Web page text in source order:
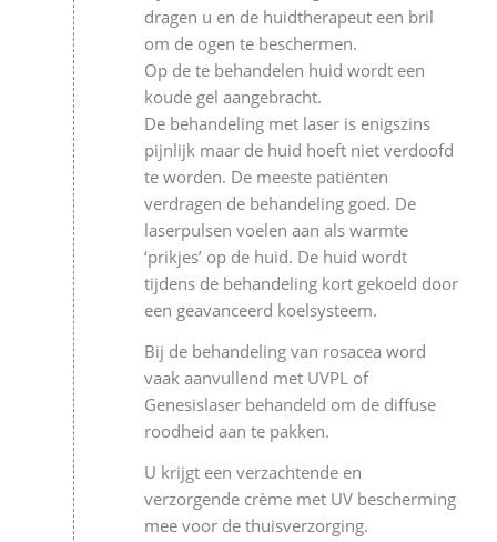
dragen u en de huidtherapeut een bril
om de ogen te beschermen.
Op de te behandelen huid wordt een
koude gel aangebracht.
De behandeling met laser is enigszins
pijnlijk maar de huid hoeft niet verdoofd
te worden. De meeste patiënten
verdragen de behandeling goed. De
laserpulsen voelen aan als warmte
‘prikjes’ op de huid. De huid wordt
tijdens de behandeling kort gekoeld door
een geavanceerd koelsysteem.
Bij de behandeling van rosacea word
vaak aanvullend met UVPL of
Genesislaser behandeld om de diffuse
roodheid aan te pakken.
U krijgt een verzachtende en
verzorgende crème met UV bescherming
mee voor de thuisverzorging.